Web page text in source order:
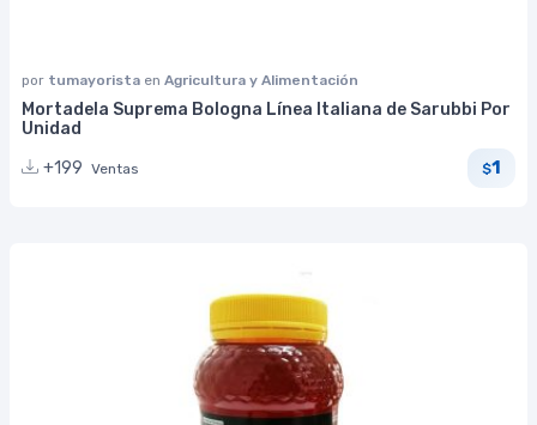
por tumayorista en Agricultura y Alimentación
Mortadela Suprema Bologna Línea Italiana de Sarubbi Por
Unidad
+199 Ventas $1